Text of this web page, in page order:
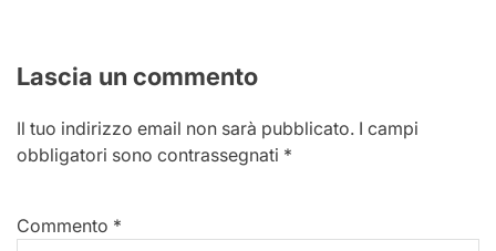
Lascia un commento
Il tuo indirizzo email non sarà pubblicato. I campi
obbligatori sono contrassegnati *
Commento *